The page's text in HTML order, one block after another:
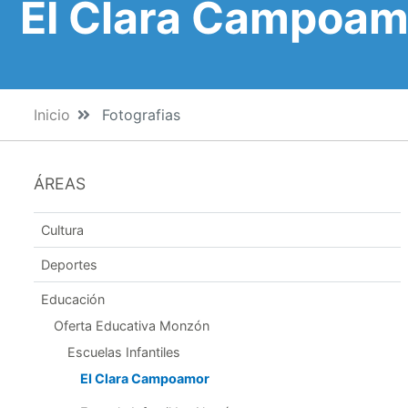
EI Clara
Inicio Fotografias
ÁREAS
Cultura
Deportes
Educación
Oferta Educativa Monzón
Escuelas Infantiles
EI Clara Campoamor